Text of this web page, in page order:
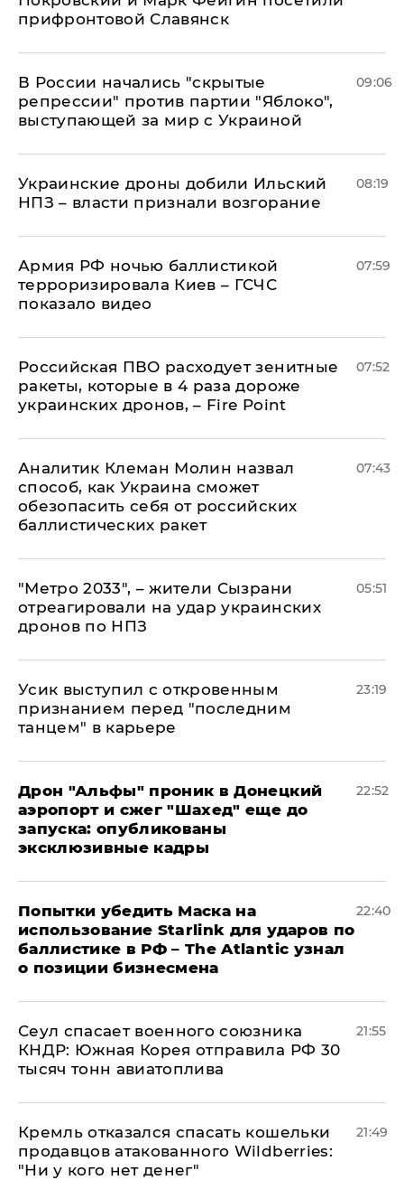
прифронтовой Славянск
В России начались "скрытые
репрессии" против партии "Яблоко",
выступающей за мир с Украиной
09:06
Украинские дроны добили Ильский
НПЗ – власти признали возгорание
08:19
Армия РФ ночью баллистикой
терроризировала Киев – ГСЧС
показало видео
07:59
Российская ПВО расходует зенитные
ракеты, которые в 4 раза дороже
украинских дронов, – Fire Point
07:52
Аналитик Клеман Молин назвал
способ, как Украина сможет
обезопасить себя от российских
баллистических ракет
07:43
"Метро 2033", – жители Сызрани
отреагировали на удар украинских
дронов по НПЗ
05:51
Усик выступил с откровенным
признанием перед "последним
танцем" в карьере
23:19
Дрон "Альфы" проник в Донецкий
аэропорт и сжег "Шахед" еще до
запуска: опубликованы
эксклюзивные кадры
22:52
Попытки убедить Маска на
использование Starlink для ударов по
баллистике в РФ – The Atlantic узнал
о позиции бизнесмена
22:40
​Сеул спасает военного союзника
КНДР: Южная Корея отправила РФ 30
тысяч тонн авиатоплива
21:55
Кремль отказался спасать кошельки
продавцов атакованного Wildberries:
"Ни у кого нет денег"
21:49